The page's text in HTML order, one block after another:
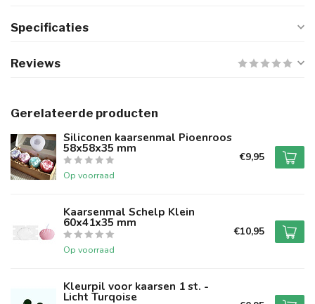
Specificaties
Reviews
Gerelateerde producten
Siliconen kaarsenmal Pioenroos
58x58x35 mm
Op voorraad
€9,95
Kaarsenmal Schelp Klein
60x41x35 mm
Op voorraad
€10,95
Kleurpil voor kaarsen 1 st. -
Licht Turqoise